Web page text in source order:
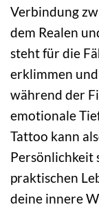
Verbindung
dem Realen
steht für die
erklimmen
während der
emotionale
Tattoo kann
Persönlichkeit
praktischen
deine innere